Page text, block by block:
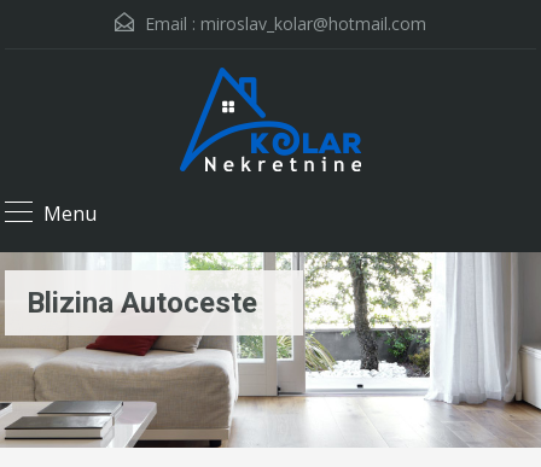
Email : miroslav_kolar@hotmail.com
Menu
Blizina Autoceste